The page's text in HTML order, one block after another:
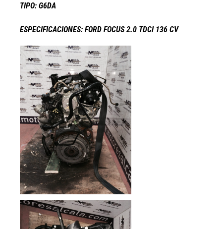
TIPO: G6DA
ESPECIFICACIONES: FORD FOCUS 2.0 TDCI 136 CV